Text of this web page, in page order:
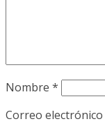
Nombre *
Correo electrónico